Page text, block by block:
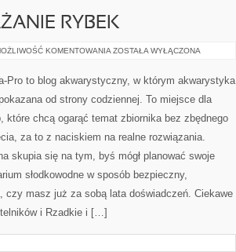
RYBEK
KOMENTOWANIA HODOWLA
ZOSTAŁA WYŁĄCZONA
Pro to blog akwarystyczny, w którym akwarystyka
od strony codziennej. To miejsce dla
które chcą ogarąć temat zbiornika bez zbędnego
za to z naciskiem na realne rozwiązania.
skupia się na tym, byś mógł planować swoje
słodkowodne w sposób bezpieczny,
masz już za sobą lata doświadczeń. Ciekawe
i Rzadkie i […]